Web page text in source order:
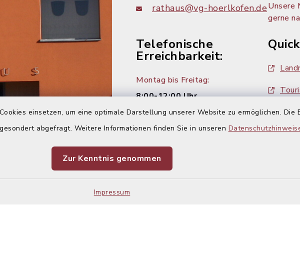
einsetzen, um eine optimale Darstellung unserer Website zu ermöglichen.
abgefragt. Weitere Informationen finden Sie in unseren
Zur Kenntnis genommen
Impressum
rathaus@vg-hoerlkofen.deUnsere
gerne
Telefonische
Erreichbarkeit:
Montag bis Freitag:
8:00-12:00 Uhr
Dienstag: